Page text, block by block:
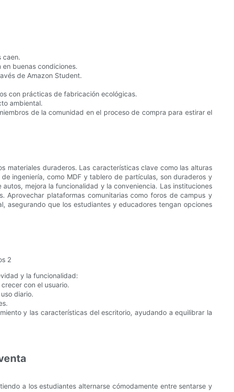
caen.
buenas condiciones.
de Amazon Student.
con prácticas de fabricación ecológicas.
ambiental.
de la comunidad en el proceso de compra para estirar el
materiales duraderos. Las características clave como las alturas
ingeniería, como MDF y tablero de partículas, son duraderos y
mejora la funcionalidad y la conveniencia. Las instituciones
plataformas comunitarias como foros de campus y
asegurando que los estudiantes y educadores tengan opciones
y la funcionalidad:
con el usuario.
diario.
y las características del escritorio, ayudando a equilibrar la
a los estudiantes alternarse cómodamente entre sentarse y